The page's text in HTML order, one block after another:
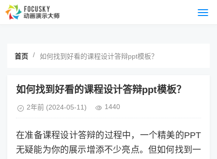
首页 / 如何找到好看的课程设计答辩ppt模板？
如何找到好看的课程设计答辩ppt模板？
2年前 (2024-05-11) 1440
在准备课程设计答辩的过程中，一个精美的PPT
无疑能为你的展示增添不少亮点。但如何找到一